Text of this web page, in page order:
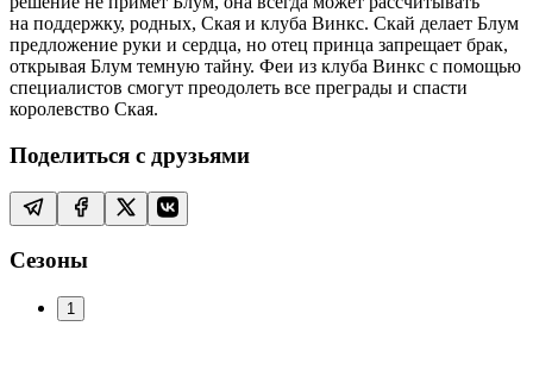
на поддержку, родных, Ская и клуба Винкс. Скай делает Блум
предложение руки и сердца, но отец принца запрещает брак,
открывая Блум темную тайну. Феи из клуба Винкс с помощью
специалистов смогут преодолеть все преграды и спасти
королевство Ская.
Поделиться с друзьями
Сезоны
1